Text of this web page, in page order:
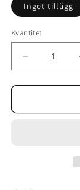
Inget tillägg
Kvantitet
Minska
kvantitet
för